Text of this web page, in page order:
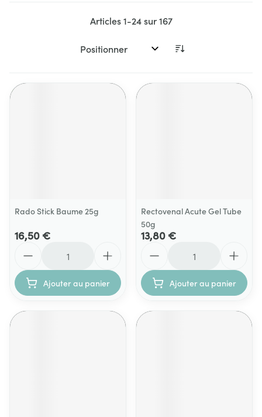
Articles1-24sur167
Trier par:
Rado Stick Baume 25g
16,50 €
Ajouter au panier
Rectovenal Acute Gel Tube
50g
13,80 €
Ajouter au panier